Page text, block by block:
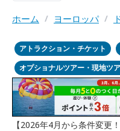
ホーム / ヨーロッパ /
アトラクション・チケット
オプショナルツアー・現地ツ
【2026年4月から条件変更